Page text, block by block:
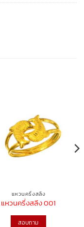
แหวนครึ่งสลึง
แหวนครึ่งสลึง 001
สอบถาม